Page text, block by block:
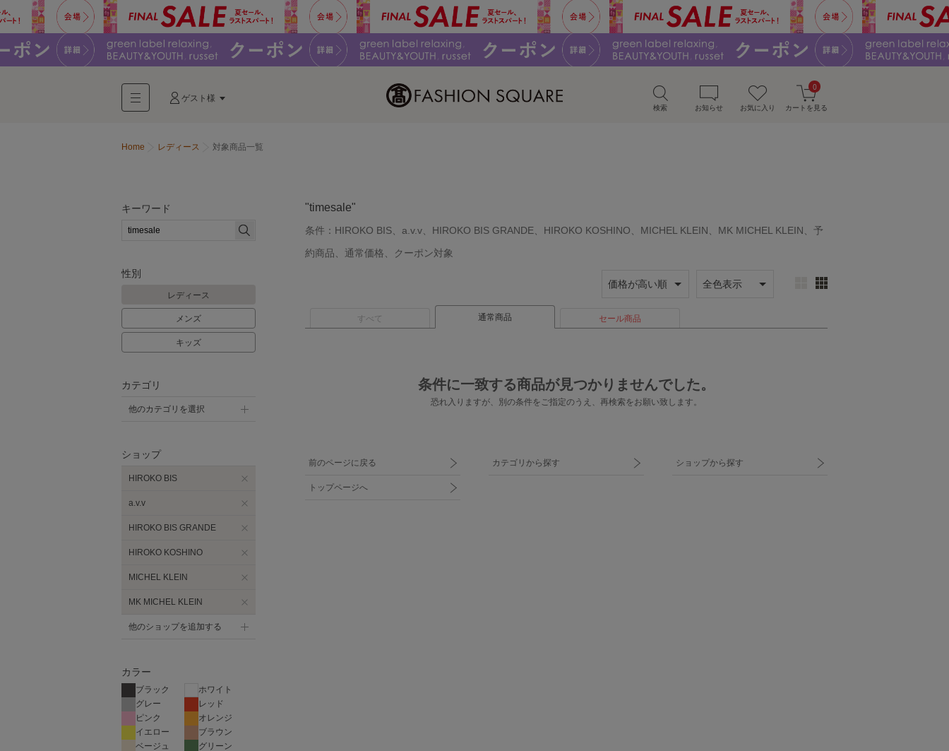
ゲスト様
検索 お知らせ お気に入り カートを見る
0
Home レディース 対象商品一覧
"timesale"
条件： HIROKO BIS、a.v.v、HIROKO BIS GRANDE、HIROKO KOSHINO、MICHEL KLEIN、MK MICHEL KLEIN、予
約商品、通常価格、クーポン対象
すべて 通常商品 セール商品
条件に一致する商品が見つかりませんでした。
恐れ入りますが、別の条件をご指定のうえ、 再検索をお願い致します。
前のページに戻る カテゴリから探す ショップから探す
トップページへ
キーワード
性別
レディース
メンズ
キッズ
カテゴリ
他のカテゴリを選択
ショップ
HIROKO BIS
a.v.v
HIROKO BIS GRANDE
HIROKO KOSHINO
MICHEL KLEIN
MK MICHEL KLEIN
他のショップを追加する
カラー
ブラック
ホワイト
グレー
レッド
ピンク
オレンジ
イエロー
ブラウン
ベージュ
グリーン